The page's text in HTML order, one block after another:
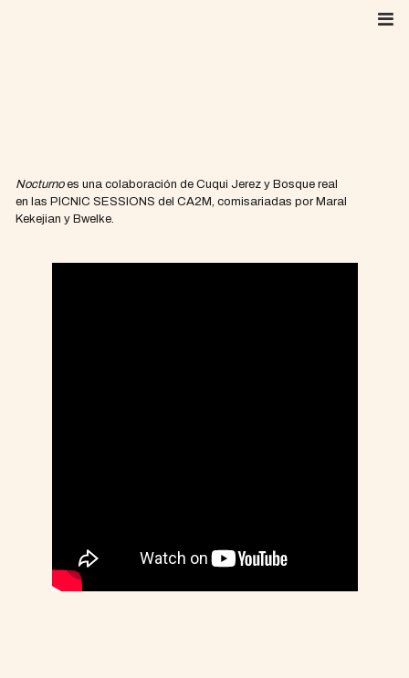
Nocturnoes una colaboración de Cuqui Jerez y Bosque real
en las PICNIC SESSIONS del CA2M, comisariadas por Maral
Kekejian y Bwelke.